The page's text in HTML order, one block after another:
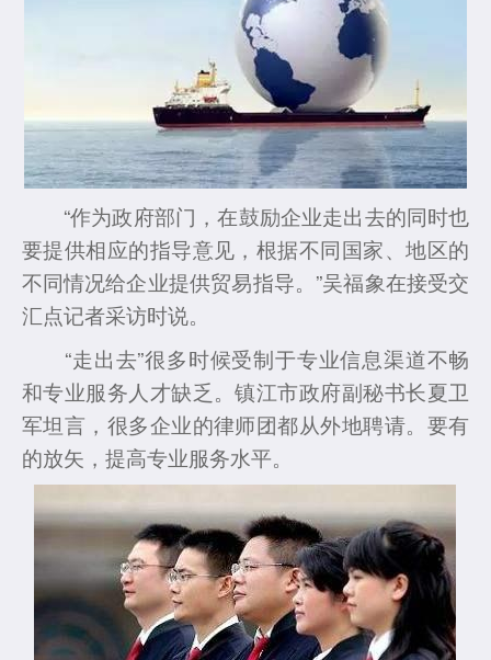
“作为政府部门，在鼓励企业走出去的同时也
要提供相应的指导意见，根据不同国家、地区的
不同情况给企业提供贸易指导。”吴福象在接受交
汇点记者采访时说。
“走出去”很多时候受制于专业信息渠道不畅
和专业服务人才缺乏。镇江市政府副秘书长夏卫
军坦言，很多企业的律师团都从外地聘请。要有
的放矢，提高专业服务水平。